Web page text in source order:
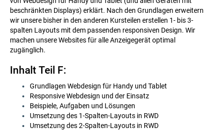
beschränkten Displays) erklärt. Nach den Grundlagen erweitern
wir unsere bisher in den anderen Kursteilen erstellen 1- bis 3-
spalten Layouts mit dem passenden responsiven Design. Wir
machen unsere Websites für alle Anzeigegerät optimal
zugänglich.
Inhalt Teil F:
Grundlagen Webdesign für Handy und Tablet
Responsive Webdesign und der Einsatz
Beispiele, Aufgaben und Lösungen
Umsetzung des 1-Spalten-Layouts in RWD
Umsetzung des 2-Spalten-Layouts in RWD